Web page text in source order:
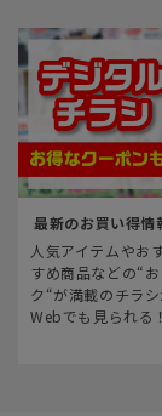
最新のお買い得情
人気アイテムやお
すめ商品などの“お
ク“が満載のチラ
Webでも見られる！